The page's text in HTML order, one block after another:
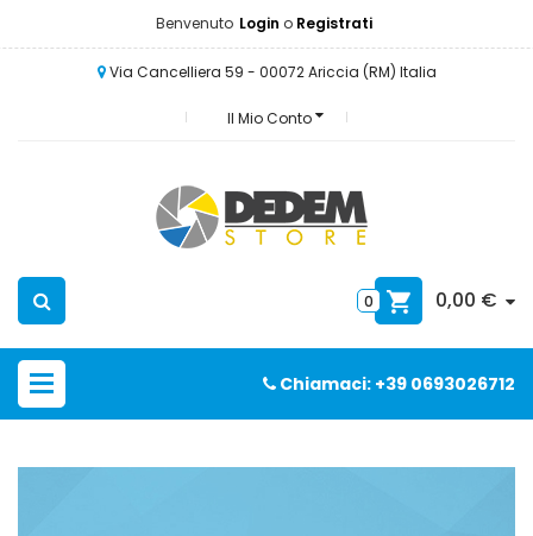
Benvenuto Login o Registrati
Via Cancelliera 59 - 00072 Ariccia (RM) Italia
Il Mio Conto
0 0,00 €
Chiamaci: +39 0693026712